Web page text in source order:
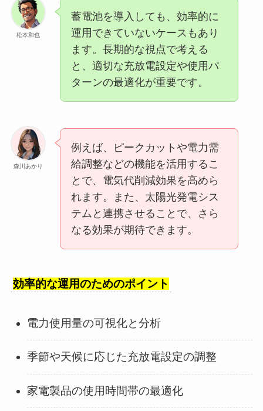
松本和也
蓄電池を導入しても、効率的に
運用できていないケースもあり
ます。長期的な視点で考える
と、適切な充放電設定や使用パ
ターンの最適化が重要です。
森川あかり
例えば、ピークカットや電力需
給調整などの機能を活用するこ
とで、電気代削減効果を高めら
れます。また、太陽光発電シス
テムと連携させることで、さら
なる効果が期待できます。
効率的な運用のためのポイント
電力使用量の可視化と分析
季節や天候に応じた充放電設定の調整
家電製品の使用時間帯の最適化